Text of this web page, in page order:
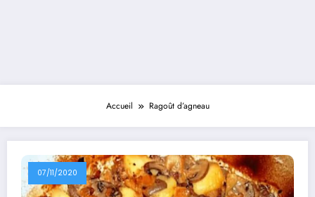
Accueil Ragoût d’agneau
07/11/2020